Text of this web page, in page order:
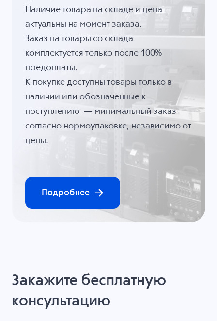
Наличие товара на складе и цена
актуальны на момент заказа.
Заказ на товары со склада
комплектуется только после 100%
предоплаты.
К покупке доступны товары только в
наличии или обозначенные к
поступлению — минимальный заказ
согласно нормоупаковке, независимо от
цены.
Подробнее
Закажите бесплатную
консультацию